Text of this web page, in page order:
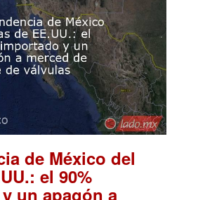
de México del
el 90%
un apagón a